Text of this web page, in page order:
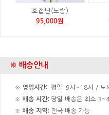
호접난(노랑)
95,000원
※ 배송안내
※ 영업시간:: 평일: 9시~18시 / 토
※배송 시간: 당일 배송은 최소
※배송 지역: 전국 배송 가능